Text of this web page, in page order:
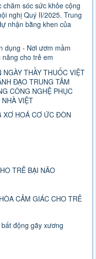
sóc sức khỏe cộng
nghị Quý II/2025. Trung
nhận bằng khen của
dụng - Nơi ươm mầm
cho trẻ em
THẦY THUỐC VIỆT
ĐẠO TRUNG TÂM
CÔNG NGHỆ PHỤC
VIỆT
XƠ HOÁ CƠ ỨC ĐÒN
TRẺ BẠI NÃO
CẢM GIÁC CHO TRẺ
động gãy xương